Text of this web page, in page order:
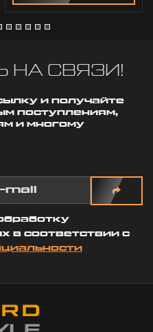
НА СВЯЗИ!
и получайте
поступлениям,
и многому
в соответствии с